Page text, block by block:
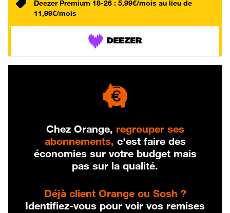
Deezer Premium 18-26 : 5,99€/mois au lieu de
11,99€/mois
Chez Orange, regrouper ses
abonnements, c'est faire des
économies sur votre budget mais
pas sur la qualité.
Déjà client Orange ou Sosh ?
Identifiez-vous pour voir vos remises